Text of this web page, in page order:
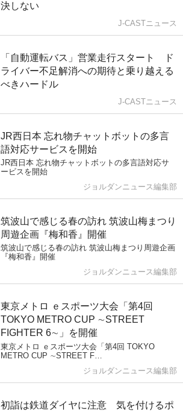
決しない
J-CASTニュース
「自動運転バス」営業走行スタート ド
ライバー不足解消への期待と乗り越える
べきハードル
J-CASTニュース
JR西日本 忘れ物チャットボットの多言
語対応サービスを開始
JR西日本 忘れ物チャットボットの多言語対応サ
ービスを開始
ジョルダンニュース編集部
筑波山で感じる春の訪れ 筑波山梅まつり
周遊企画『梅和香』開催
筑波山で感じる春の訪れ 筑波山梅まつり周遊企画
『梅和香』開催
ジョルダンニュース編集部
東京メトロ ｅスポーツ大会「第4回
TOKYO METRO CUP ∼STREET
FIGHTER 6∼」を開催
東京メトロ ｅスポーツ大会「第4回 TOKYO
METRO CUP ∼STREET F…
ジョルダンニュース編集部
初詣は鉄道ダイヤに注意 気を付けるポ